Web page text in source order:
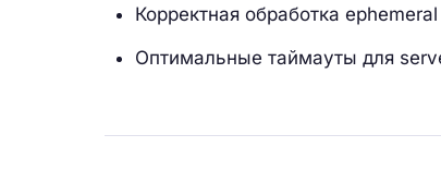
Корректная обработка
Оптимальные таймауты для